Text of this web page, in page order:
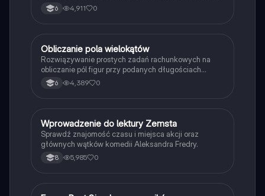
6 4,911 0
OMatematyka
Obliczanie pola wielokątów
Rozwiązywanie prostych zadań rachunkowych na
obliczanie pól figur przy podanych długościach
boków i wysokości.
6 4,389 0
WJęzyk polski
Wprowadzenie do lektury Zemsta
Sprawdź znajomość czasu i miejsca akcji oraz
głównych wątków komedii Aleksandra Fredry.
8 5,985 0